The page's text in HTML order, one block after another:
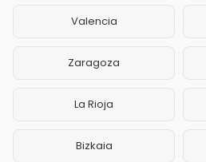
Valencia
Zaragoza
La Rioja
Bizkaia